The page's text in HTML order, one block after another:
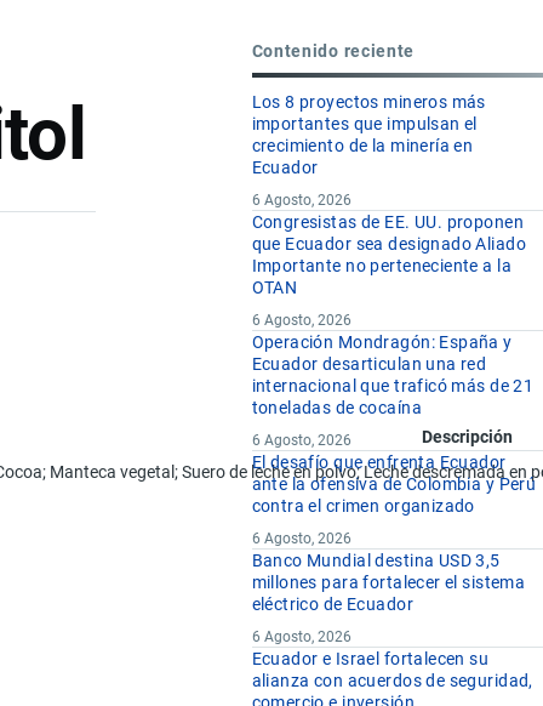
Descripción
Manteca vegetal; Suero de leche en polvo; Leche descremada
Contenido reciente
Los 8 proyectos mineros más
importantes que impulsan el
crecimiento de la minería en
Ecuador
6 Agosto, 2026
Congresistas de EE. UU. proponen
que Ecuador sea designado Aliado
Importante no perteneciente a la
OTAN
6 Agosto, 2026
Operación Mondragón: España y
Ecuador desarticulan una red
internacional que traficó más de 21
toneladas de cocaína
6 Agosto, 2026
El desafío que enfrenta Ecuador
ante la ofensiva de Colombia y Perú
contra el crimen organizado
6 Agosto, 2026
Banco Mundial destina USD 3,5
millones para fortalecer el sistema
eléctrico de Ecuador
6 Agosto, 2026
Ecuador e Israel fortalecen su
alianza con acuerdos de seguridad,